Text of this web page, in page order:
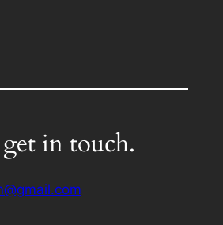
in touch.